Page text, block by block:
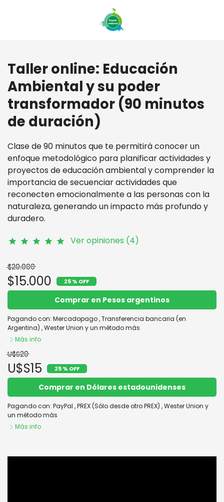
Taller online: Educación
Ambiental y su poder
transformador (90 minutos
de duración)
Clase de 90 minutos que te permitirá conocer un
enfoque metodológico para planificar actividades y
proyectos de educación ambiental y comprender la
importancia de secuenciar actividades que
reconecten emocionalmente a las personas con la
naturaleza, generando un impacto más profundo y
duradero.
star star star star star Ver opiniones (4)
$20.000
$15.000 25 % OFF
Comprar en Pesos argentinos
Pagando con: Mercadopago,Transferencia bancaria (en
Argentina) ,Wester Union y un método más
Más info
U$S20
U$S15 25 % OFF
Comprar en Dólares estadounidenses
Pagando con: PayPal ,PREX (Sólo desde otro PREX) ,Wester Union y
un método más
Más info